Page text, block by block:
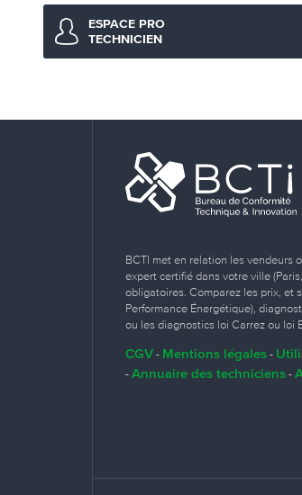
ESPACE PRO
TECHNICIEN
BCTI met en relation les vendeurs
expert certifié dans votre ville
obligatoires. Comparez les prix, et
Performance Énergétique),
ou les diagnostics loi Carrez ou loi
CGV - Mentions légales -
- Annuaire des techniciens -